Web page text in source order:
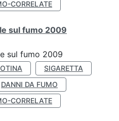
CORRELATE
sul fumo 2009
sul fumo 2009
SIGARETTA
DANNI DA FUMO
CORRELATE